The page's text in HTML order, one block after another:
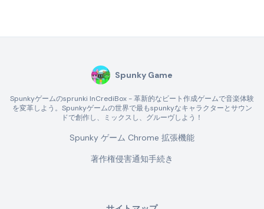
Spunky Game
Spunkyゲームのsprunki InCrediBox - 革新的なビート作成ゲームで音楽体験
を変革しよう。Spunkyゲームの世界で最もspunkyなキャラクターとサウン
ドで創作し、ミックスし、グルーヴしよう！
Spunky ゲーム Chrome 拡張機能
著作権侵害通知手続き